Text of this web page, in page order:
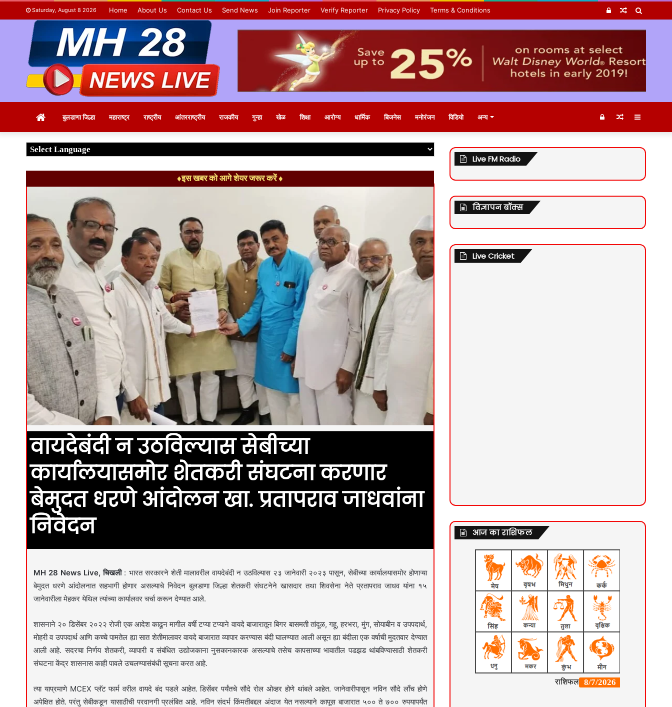
Saturday, August 8 2026 Home About Us Contact Us Send News Join Reporter Verify Reporter Privacy Policy Terms & Conditions Random
Log
Homeबुलडाणा जिल्हा महाराष्ट्र राष्ट्रीय आंतरराष्ट्रीय राजकीय गुन्हा खेळ शिक्षा आरोग्य धार्मिक बिजनेस मनोरंजन विडियो अन्य Sidebar
Random
Article
Log
In
♦इस खबर को आगे शेयर जरूर करें ♦
वायदेबंदी न उठविल्यास सेबीच्या
कार्यालयासमोर शेतकरी संघटना करणार
बेमुदत धरणे आंदोलन खा. प्रतापराव जाधवांना
निवेदन
MH 28 News Live, चिखली: भारत सरकारने शेती मालावरील वायदेबंदी न उठविल्यास २३ जानेवारी २०२३ पासून, सेबीच्या कार्यालयासमोर होणाऱ्या
बेमुदत धरणे आंदोलनात सहभागी होणार असल्याचे निवेदन बुलडाणा जिल्हा शेतकरी संघटनेने खासदार तथा शिवसेना नेते प्रतापराव जाधव यांना १५
जानेवारीला मेहकर येथिल त्यांच्या कार्यालवर चर्चा करून देण्यात आले.
शासनाने २० डिसेंबर २०२२ रोजी एक आदेश काढून मागील वर्षी टप्या टप्याने वायदे बाजारातून बिगर बासमती तांदूळ, गहू, हरभरा, मुंग, सोयाबीन व उपपदार्थ,
मोहरी व उपपदार्थ आणि कच्चे पामतेल ह्या सात शेतीमालावर वायदे बाजारात व्यापार करण्यास बंदी घालण्यात आली असून ह्या बंदीला एक वर्षाची मुदतवार देण्यात
आली आहे. सदरचा निर्णय शेतकरी, व्यापारी व संबंधित उद्योजकाना नुसकानकारक असल्याचे तसेच कापसाच्या भावातील पडझड थांबविण्यासाठी शेतकरी
संघटना केंद्र शासनास काही पावले उचलण्यासंबंधी सूचना करत आहे.
त्या याप्रमाणे MCEX प्लॅट फार्म वरील वायदे बंद पडले आहेत. डिसेंबर पर्यंतचे सौदे रोल ओव्हर होणे थांबले आहेत. जानेवारीपासून नविन सौदे लाँच होणे
अपेक्षित होते. परंतु सेबीकडून यासाठीची परवानगी प्रलंबित आहे. नविन संदर्भ किंमतीबद्दल अंदाज येत नसल्याने कापूस बाजारात ५०० ते ७०० रुपयापर्यंत
Live FM Radio
विज्ञापन बॉक्स
Live Cricket
आज का राशिफल